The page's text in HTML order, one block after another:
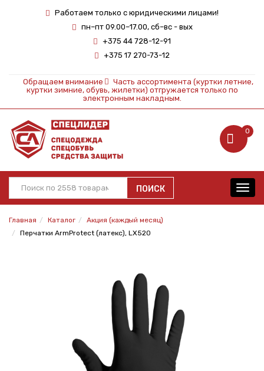
Работаем только с юридическими лицами!
пн–пт 09.00–17.00, сб–вс - вых
+375 44 728-12-91
+375 17 270-73-12
Обращаем внимание
Часть ассортимента (куртки летние,
куртки зимние, обувь, жилетки) отгружается только по
электронным накладным.
0
ПОИСК
Главная Каталог
Акция (каждый месяц)
Перчатки ArmProtect (латекс), LX520